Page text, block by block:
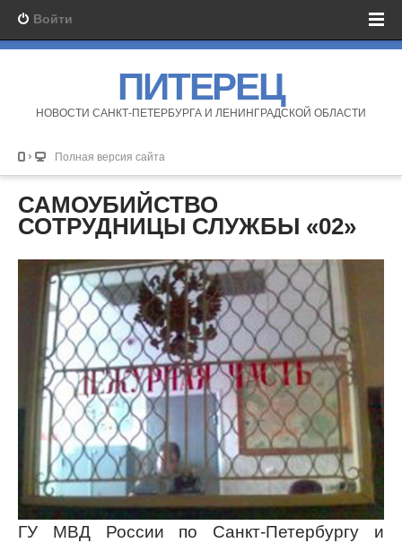
Войти
ПИТЕРЕЦ
НОВОСТИ САНКТ-ПЕТЕРБУРГА И ЛЕНИНГРАДСКОЙ ОБЛАСТИ
Полная версия сайта
САМОУБИЙСТВО
СОТРУДНИЦЫ СЛУЖБЫ «02»
ГУ МВД России по Санкт-Петербургу и